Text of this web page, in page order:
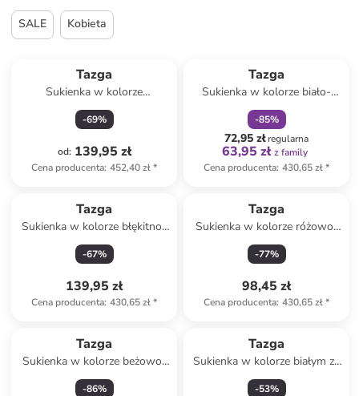
SALE Kobieta
Tazga
Sukienka w kolorze
kremowym
-69%
od: 139,95 zł
Cena producenta: 452,40 zł*
Tazga
Sukienka w kolorze biało-
niebieskim
-85%
72,95 złregularna
63,95 zł z family
Cena producenta: 430,65 zł*
Tazga
Sukienka w kolorze błękitno-
jasnoróżowym
-67%
139,95 zł
Cena producenta: 430,65 zł*
Tazga
Sukienka w kolorze różowo-
czerwonym
-77%
98,45 zł
Cena producenta: 430,65 zł*
Tazga
Sukienka w kolorze beżowo-
fioletowym
-86%
Tazga
Sukienka w kolorze białym ze
wzorem
-53%